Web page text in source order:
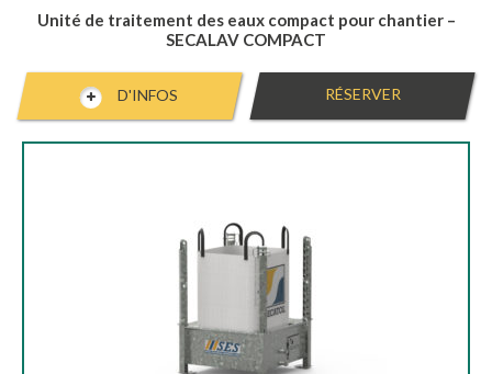
Unité de traitement des eaux compact pour chantier –
SECALAV COMPACT
D'INFOS RÉSERVER